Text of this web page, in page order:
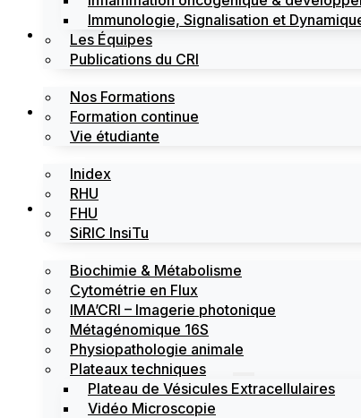
Immunologie, Signalisation et
Les Équipes
Publications du CRI
Formations
Nos Formations
Formation continue
Vie étudiante
Labels
Inidex
RHU
FHU
SiRIC InsiTu
Les plateformes
Biochimie & Métabolisme
Cytométrie en Flux
IMA’CRI – Imagerie photonique
Métagénomique 16S
Physiopathologie animale
Plateaux techniques
Plateau de Vésicules Extracellulaires
Vidéo Microscopie